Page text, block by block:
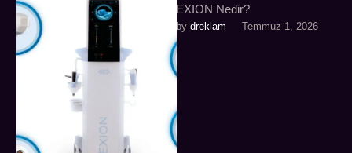
EXION Nedir?
by dreklam Temmuz 1, 2026